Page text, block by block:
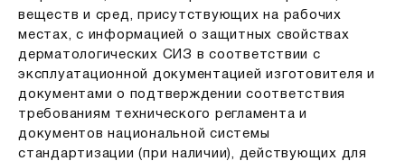
веществ и сред, присутствующих на рабочих
местах, с информацией о защитных свойствах
дерматологических СИЗ в соответствии с
эксплуатационной документацией изготовителя и
документами о подтверждении соответствия
требованиям технического регламента и
документов национальной системы
стандартизации (при наличии), действующих для